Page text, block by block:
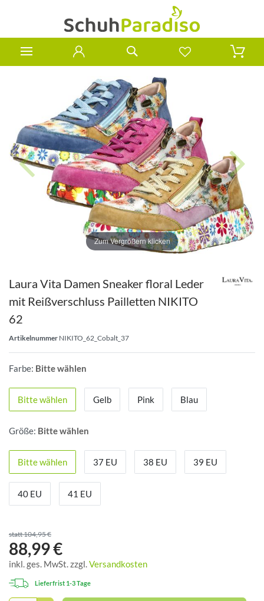
Zum Vergrößern klicken
Laura Vita Damen Sneaker floral Leder
mit Reißverschluss Pailletten NIKITO
62
Artikelnummer NIKITO_62_Cobalt_37
Farbe: Bitte wählen
Bitte wählen Gelb Pink Blau
Größe: Bitte wählen
Bitte wählen 37 EU 38 EU 39 EU
40 EU 41 EU
statt 104,95 €
88,99 €
inkl. ges. MwSt. zzgl.Versandkosten
Lieferfrist 1-3 Tage